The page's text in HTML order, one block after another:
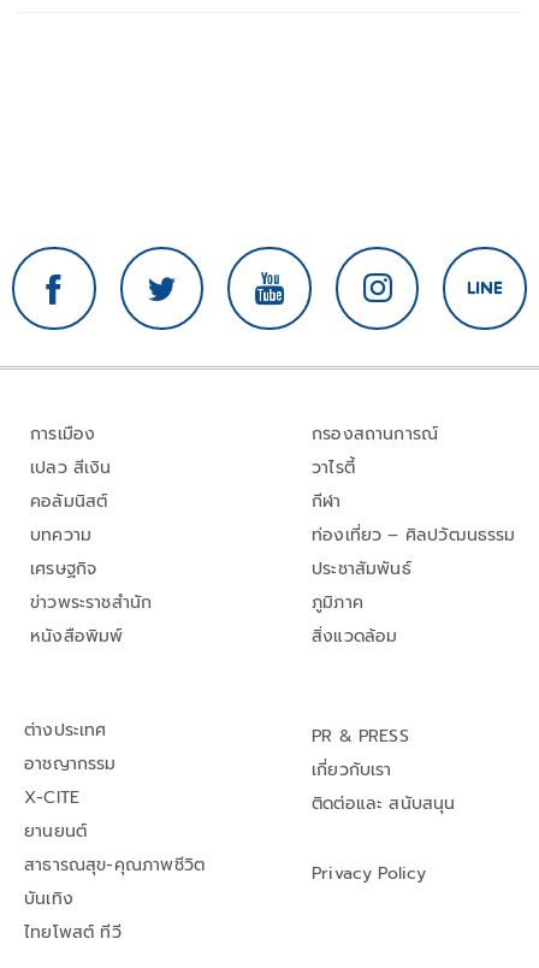
การเมือง
เปลว สีเงิน
คอลัมนิสต์
บทความ
เศรษฐกิจ
ข่าวพระราชสำนัก
หนังสือพิมพ์
กรองสถานการณ์
วาไรตี้
กีฬา
ท่องเที่ยว – ศิลปวัฒนธรรม
ประชาสัมพันธ์
ภูมิภาค
สิ่งแวดล้อม
ต่างประเทศ
อาชญากรรม
X-CITE
ยานยนต์
สาธารณสุข-คุณภาพชีวิต
บันเทิง
ไทยโพสต์ ทีวี
PR & PRESS
เกี่ยวกับเรา
ติดต่อและ สนับสนุน
Privacy Policy